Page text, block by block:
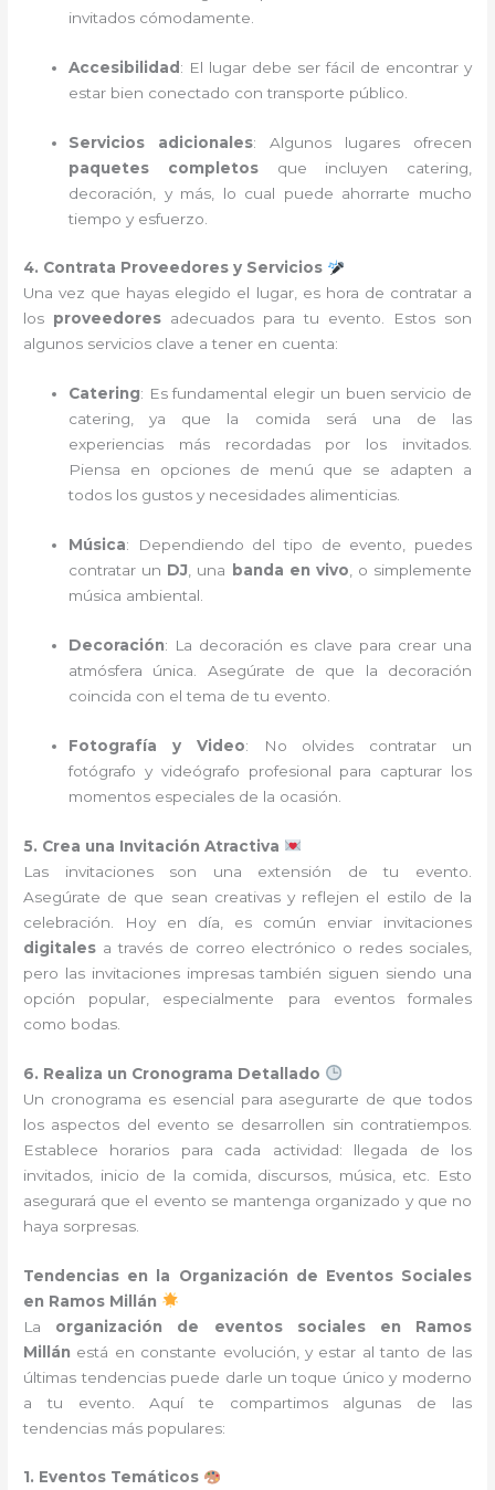
invitados cómodamente.
Accesibilidad : El lugar debe ser fácil de encontrar y
estar bien conectado con transporte público.
Servicios adicionales: Algunos lugares ofrecen
paquetes completosque incluyen catering,
decoración, y más, lo cual puede ahorrarte mucho
tiempo y esfuerzo.
4. Contrata Proveedores y Servicios
Una vez que hayas elegido el lugar, es hora de contratar a
los proveedores adecuados para tu evento. Estos son
algunos servicios clave a tener en cuenta:
Catering: Es fundamental elegir un buen servicio de
catering, ya que la comida será una de las
experiencias más recordadas por los invitados.
Piensa en opciones de menú que se adapten a
todos los gustos y necesidades alimenticias.
Música: Dependiendo del tipo de evento, puedes
contratar un DJ , una banda en vivo , o simplemente
música ambiental.
Decoración: La decoración es clave para crear una
atmósfera única. Asegúrate de que la decoración
coincida con el tema de tu evento.
Fotografía y Video: No olvides contratar un
fotógrafo y videógrafo profesional para capturar los
momentos especiales de la ocasión.
5. Crea una Invitación Atractiva
Las invitaciones son una extensión de tu evento.
Asegúrate de que sean creativas y reflejen el estilo de la
celebración. Hoy en día, es común enviar invitaciones
digitales a través de correo electrónico o redes sociales,
pero las invitaciones impresas también siguen siendo una
opción popular, especialmente para eventos formales
como bodas.
6. Realiza un Cronograma Detallado
Un cronograma es esencial para asegurarte de que todos
los aspectos del evento se desarrollen sin contratiempos.
Establece horarios para cada actividad: llegada de los
invitados, inicio de la comida, discursos, música, etc. Esto
asegurará que el evento se mantenga organizado y que no
haya sorpresas.
Tendencias en la Organización de Eventos Sociales
en Ramos Millán
La organización de eventos sociales en Ramos
Millán está en constante evolución, y estar al tanto de las
últimas tendencias puede darle un toque único y moderno
a tu evento. Aquí te compartimos algunas de las
tendencias más populares:
1. Eventos Temáticos